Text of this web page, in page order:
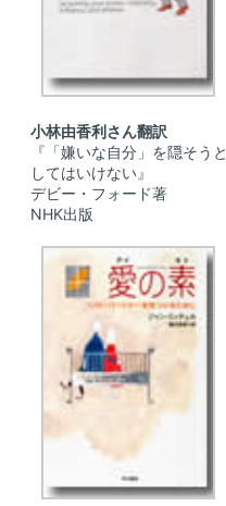
小林由香利さん翻訳
『「嫌いな自分」を隠そうと
してはいけない』
デビー・フォード著
NHK出版